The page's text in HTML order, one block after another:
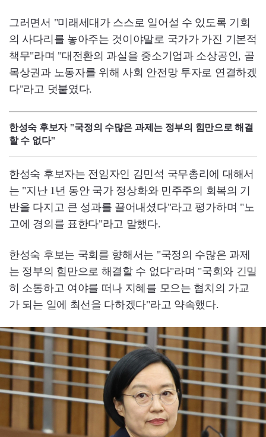
그러면서 "미래세대가 스스로 일어설 수 있도록 기회
의 사다리를 놓아주는 것이야말로 국가가 가진 기본적
책무"라며 "대전환의 과실을 중소기업과 소상공인, 골
목상권과 노동자를 위해 사회 안전망 투자로 연결하겠
다"라고 덧붙였다.
한성숙 후보자 "국정의 수많은 과제는 정부의 힘만으로 해결
할 수 없다"
한성숙 후보자는 전임자인 김민석 국무총리에 대해서
는 "지난 1년 동안 국가 정상화와 민주주의 회복의 기
반을 다지고 큰 성과를 끌어내셨다"라고 평가하며 "노
고에 경의를 표한다"라고 말했다.
한성숙 후보는 국회를 향해서는 "국정의 수많은 과제
는 정부의 힘만으로 해결할 수 없다"라며 "국회와 긴밀
히 소통하고 여야를 떠나 지혜를 모으는 협치의 가교
가 되는 일에 최선을 다하겠다"라고 약속했다.